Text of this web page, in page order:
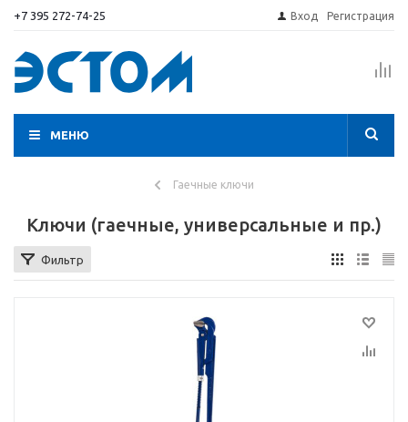
+7 395 272-74-25 Вход Регистрация
МЕНЮ
Гаечные ключи
Ключи (гаечные, универсальные и пр.)
Фильтр